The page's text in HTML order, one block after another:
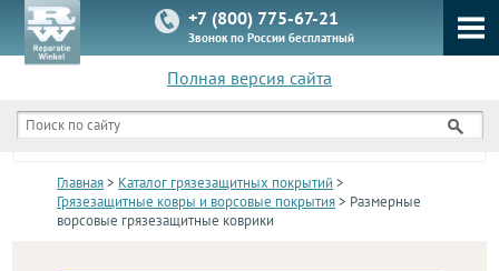
+7 (800) 775-67-21
Звонок по России бесплатный
Полная версия сайта
КАТАЛОГ
Главная> Каталог грязезащитных покрытий >
Грязезащитные ковры и ворсовые покрытия> Размерные
ворсовые грязезащитные коврики